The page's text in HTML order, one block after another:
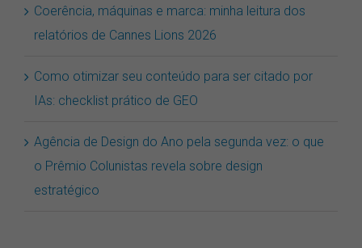
Coerência, máquinas e marca: minha leitura dos
relatórios de Cannes Lions 2026
Como otimizar seu conteúdo para ser citado por
IAs: checklist prático de GEO
Agência de Design do Ano pela segunda vez: o que
o Prêmio Colunistas revela sobre design
estratégico